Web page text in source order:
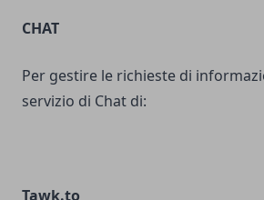
CHAT
Per gestire le richieste di
servizio di Chat di:
Tawk.to